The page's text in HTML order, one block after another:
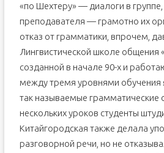
«по Шехтеру» — диалоги в группе,
преподавателя — грамотно их
отказ от грамматики, впрочем,
Лингвистической школе общения
созданной в начале 90-х и
между тремя уровнями обучения
так называемые грамматические
нескольких уроков студенты
Китайгородская также делала
разговорной речи, но не